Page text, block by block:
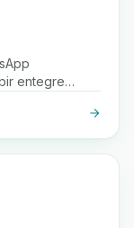
bir entegre
olur.